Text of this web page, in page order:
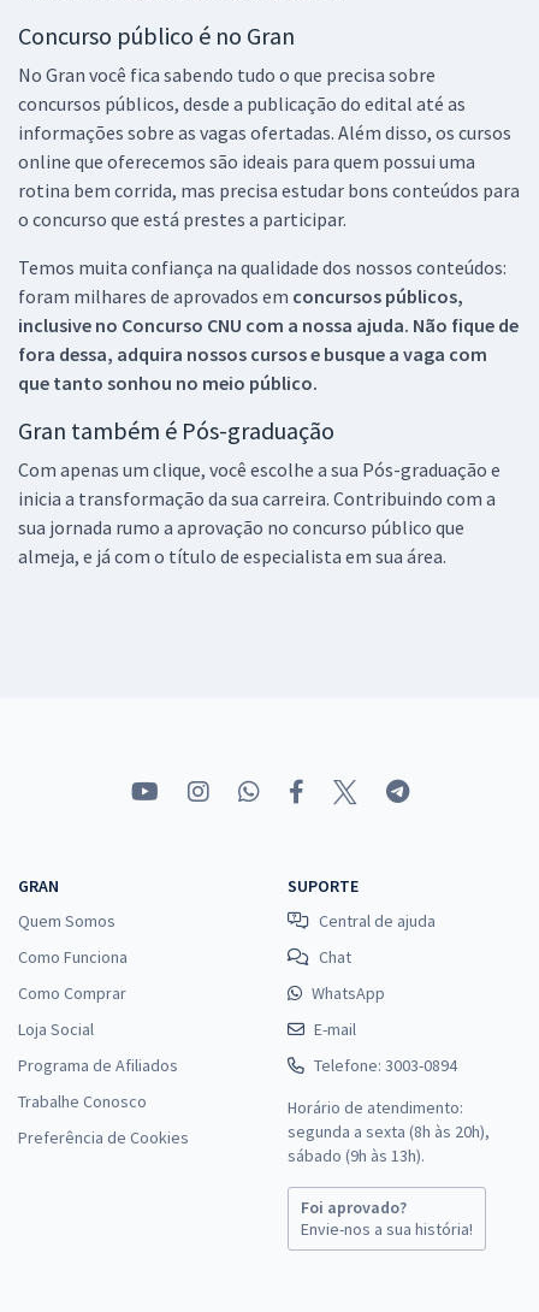
Concurso público é no Gran
No Gran você fica sabendo tudo o que precisa sobre
concursos públicos, desde a publicação do edital até as
informações sobre as vagas ofertadas. Além disso, os cursos
online que oferecemos são ideais para quem possui uma
rotina bem corrida, mas precisa estudar bons conteúdos para
o concurso que está prestes a participar.
Temos muita confiança na qualidade dos nossos conteúdos:
foram milhares de aprovados em concursos públicos,
inclusive no Concurso CNU com a nossa ajuda. Não fique de
fora dessa, adquira nossos cursos e busque a vaga com
que tanto sonhou no meio público.
Gran também é Pós-graduação
Com apenas um clique, você escolhe a sua Pós-graduação e
inicia a transformação da sua carreira. Contribuindo com a
sua jornada rumo a aprovação no concurso público que
almeja, e já com o título de especialista em sua área.
GRAN
Quem Somos
Como Funciona
Como Comprar
Loja Social
Programa de Afiliados
Trabalhe Conosco
Preferência de Cookies
SUPORTE
Central de ajuda
Chat
WhatsApp
E-mail
Telefone: 3003-0894
Horário de atendimento:
segunda a sexta (8h às 20h),
sábado (9h às 13h).
Foi aprovado?
Envie-nos a sua história!